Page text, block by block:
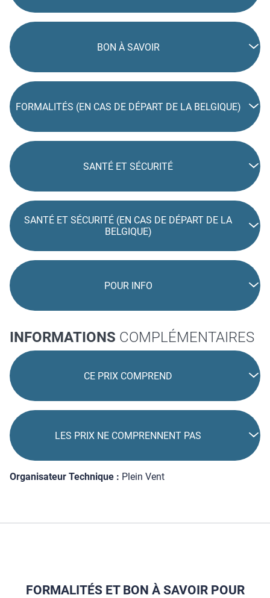
BON À SAVOIR
FORMALITÉS (EN CAS DE DÉPART DE LA BELGIQUE)
SANTÉ ET SÉCURITÉ
SANTÉ ET SÉCURITÉ (EN CAS DE DÉPART DE LA
BELGIQUE)
POUR INFO
INFORMATIONS COMPLÉMENTAIRES
CE PRIX COMPREND
LES PRIX NE COMPRENNENT PAS
Organisateur Technique : Plein Vent
FORMALITÉS ET BON À SAVOIR POUR